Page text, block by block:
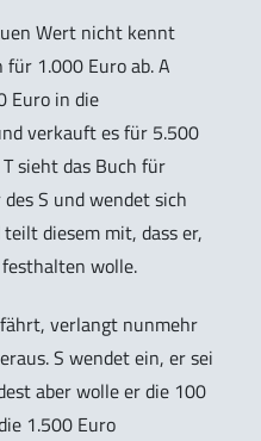
Wert nicht kennt
für 1.000 Euro ab. A
Euro in die
verkauft es für 5.500
sieht das Buch für
S und wendet sich
diesem mit, dass er,
wolle.
verlangt nunmehr
S wendet ein, er sei
aber wolle er die 100
1.500 Euro